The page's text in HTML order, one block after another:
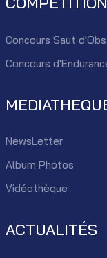
Concours Saut
Concours
NewsLetter
Album Photos
Vidéothèque
ACTUALITÉS